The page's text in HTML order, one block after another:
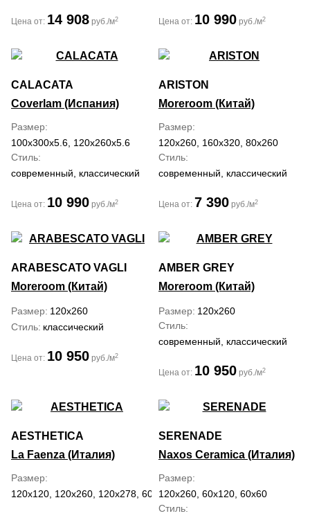
Цена от: 14 908 руб./м2 Цена от: 10 990 руб./м2
CALACATA
Coverlam (Испания)
Размер
100x300x5.6, 120x260x5.6
Стиль
современный, классический
Цена от: 10 990 руб./м2
ARISTON
Moreroom (Китай)
Размер
120x260, 160x320, 80x260
Стиль
современный, классический
Цена от: 7 390 руб./м2
ARABESCATO VAGLI
Moreroom (Китай)
Размер 120x260
Стиль классический
Цена от: 10 950 руб./м2
AMBER GREY
Moreroom (Китай)
Размер 120x260
Стиль
современный, классический
Цена от: 10 950 руб./м2
AESTHETICA
La Faenza (Италия)
Размер
120x120, 120x260, 120x278, 60x120
SERENADE
Naxos Ceramica (Италия)
Размер
120x260, 60x120, 60x60
Стиль